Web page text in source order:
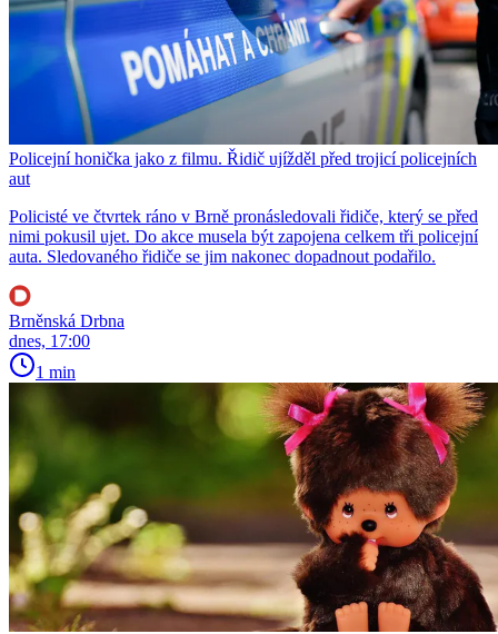
Policejní honička jako z filmu. Řidič ujížděl před trojicí policejních
aut
Policisté ve čtvrtek ráno v Brně pronásledovali řidiče, který se před
nimi pokusil ujet. Do akce musela být zapojena celkem tři policejní
auta. Sledovaného řidiče se jim nakonec dopadnout podařilo.
Brněnská Drbna
dnes, 17:00
1 min